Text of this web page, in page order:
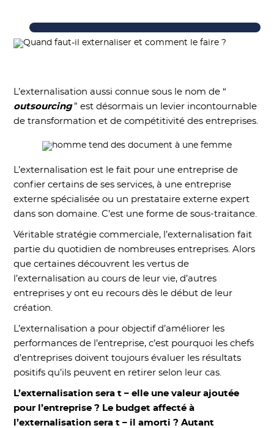
L’externalisation aussi connue sous le nom de “
outsourcing ” est désormais un levier incontournable
de transformation et de compétitivité des entreprises.
L’externalisation est le fait pour une entreprise de
confier certains de ses services, à une entreprise
externe spécialisée ou un prestataire externe expert
dans son domaine. C’est une forme de sous-traitance.
Véritable stratégie commerciale, l’externalisation fait
partie du quotidien de nombreuses entreprises. Alors
que certaines découvrent les vertus de
l’externalisation au cours de leur vie, d’autres
entreprises y ont eu recours dès le début de leur
création.
L’externalisation a pour objectif d’améliorer les
performances de l’entreprise, c’est pourquoi les chefs
d’entreprises doivent toujours évaluer les résultats
positifs qu’ils peuvent en retirer selon leur cas.
L’externalisation sera t – elle une valeur ajoutée
pour l’entreprise ? Le budget affecté à
l’externalisation sera t – il amorti ? Autant